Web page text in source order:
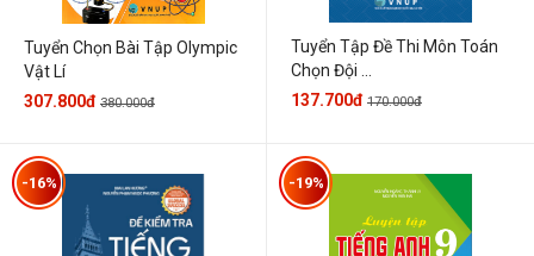
Tuyển Chọn Bài Tập Olympic
Vật Lí
307.800đ 380.000đ
Tuyển Tập Đề Thi Môn Toán
Chọn Đội ...
137.700đ 170.000đ
-16% -19%